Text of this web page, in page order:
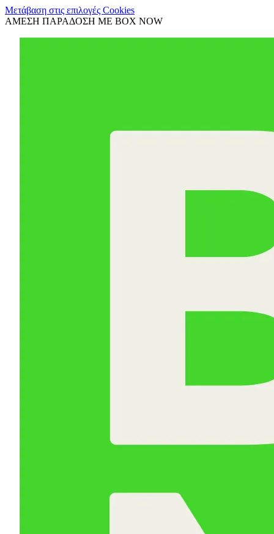
Μετάβαση στις επιλογές Cookies
ΑΜΕΣΗ ΠΑΡΑΔΟΣΗ ΜΕ BOX NOW